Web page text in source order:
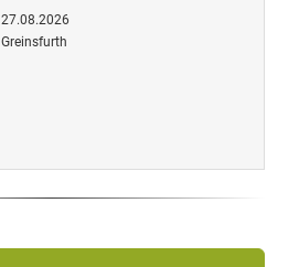
27.08.2026
Greinsfurth